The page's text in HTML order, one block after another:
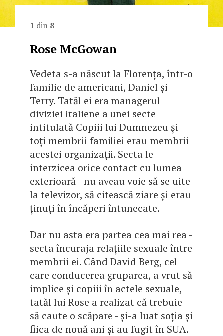
1 din 8
Rose McGowan
Vedeta s-a născut la Florența, într-o
familie de americani, Daniel și
Terry. Tatăl ei era managerul
diviziei italiene a unei secte
intitulată Copiii lui Dumnezeu și
toți membrii familiei erau membrii
acestei organizații. Secta le
interzicea orice contact cu lumea
exterioară - nu aveau voie să se uite
la televizor, să citească ziare și erau
ținuți în încăperi întunecate.
Dar nu asta era partea cea mai rea -
secta încuraja relațiile sexuale între
membrii ei. Când David Berg, cel
care conducerea gruparea, a vrut să
implice și copiii în actele sexuale,
tatăl lui Rose a realizat că trebuie
să caute o scăpare - și-a luat soția și
fiica de nouă ani și au fugit în SUA.